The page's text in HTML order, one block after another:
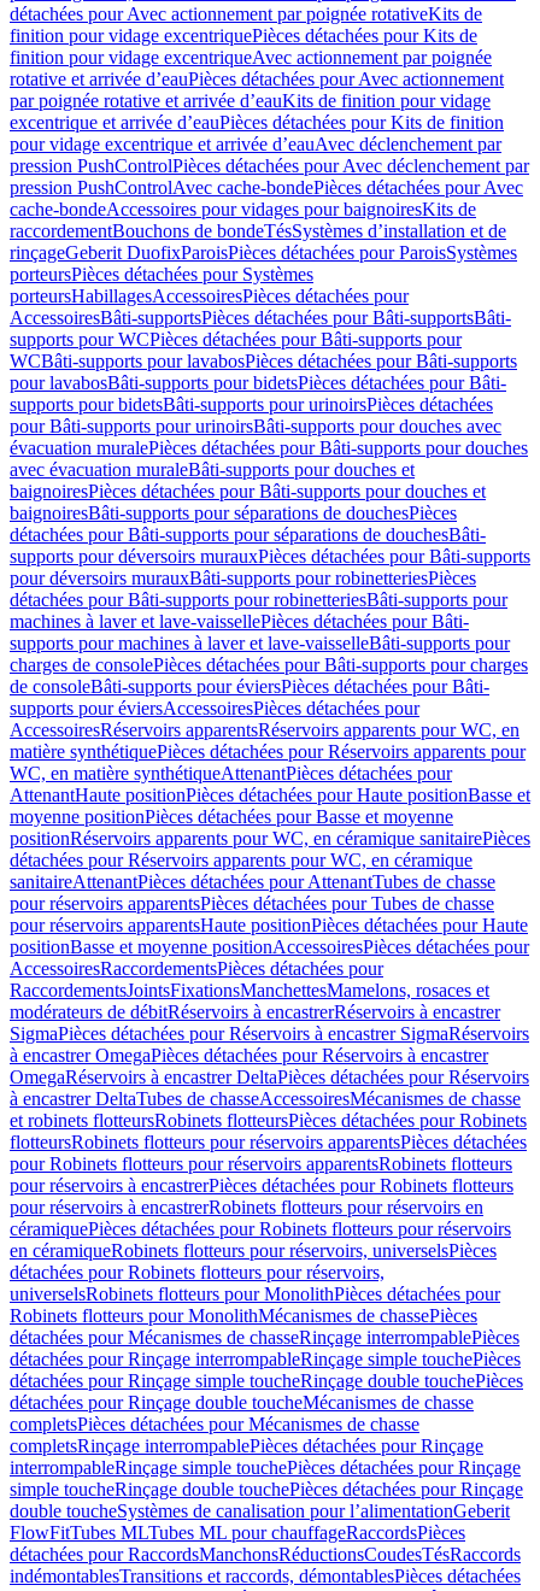
détachées pour Avec actionnement par poignée rotativeKits de
finition pour vidage excentriquePièces détachées pour Kits de
finition pour vidage excentriqueAvec actionnement par poignée
rotative et arrivée d’eauPièces détachées pour Avec actionnement
par poignée rotative et arrivée d’eauKits de finition pour vidage
excentrique et arrivée d’eauPièces détachées pour Kits de finition
pour vidage excentrique et arrivée d’eauAvec déclenchement par
pression PushControlPièces détachées pour Avec déclenchement par
pression PushControlAvec cache-bondePièces détachées pour Avec
cache-bondeAccessoires pour vidages pour baignoiresKits de
raccordementBouchons de bondeTésSystèmes d’installation et de
rinçageGeberit DuofixParoisPièces détachées pour ParoisSystèmes
porteursPièces détachées pour Systèmes
porteursHabillagesAccessoiresPièces détachées pour
AccessoiresBâti-supportsPièces détachées pour Bâti-supportsBâti-
supports pour WCPièces détachées pour Bâti-supports pour
WCBâti-supports pour lavabosPièces détachées pour Bâti-supports
pour lavabosBâti-supports pour bidetsPièces détachées pour Bâti-
supports pour bidetsBâti-supports pour urinoirsPièces détachées
pour Bâti-supports pour urinoirsBâti-supports pour douches avec
évacuation muralePièces détachées pour Bâti-supports pour douches
avec évacuation muraleBâti-supports pour douches et
baignoiresPièces détachées pour Bâti-supports pour douches et
baignoiresBâti-supports pour séparations de douchesPièces
détachées pour Bâti-supports pour séparations de douchesBâti-
supports pour déversoirs murauxPièces détachées pour Bâti-supports
pour déversoirs murauxBâti-supports pour robinetteriesPièces
détachées pour Bâti-supports pour robinetteriesBâti-supports pour
machines à laver et lave-vaissellePièces détachées pour Bâti-
supports pour machines à laver et lave-vaisselleBâti-supports pour
charges de consolePièces détachées pour Bâti-supports pour charges
de consoleBâti-supports pour éviersPièces détachées pour Bâti-
supports pour éviersAccessoiresPièces détachées pour
AccessoiresRéservoirs apparentsRéservoirs apparents pour WC, en
matière synthétiquePièces détachées pour Réservoirs apparents pour
WC, en matière synthétiqueAttenantPièces détachées pour
AttenantHaute positionPièces détachées pour Haute positionBasse et
moyenne positionPièces détachées pour Basse et moyenne
positionRéservoirs apparents pour WC, en céramique sanitairePièces
détachées pour Réservoirs apparents pour WC, en céramique
sanitaireAttenantPièces détachées pour AttenantTubes de chasse
pour réservoirs apparentsPièces détachées pour Tubes de chasse
pour réservoirs apparentsHaute positionPièces détachées pour Haute
positionBasse et moyenne positionAccessoiresPièces détachées pour
AccessoiresRaccordementsPièces détachées pour
RaccordementsJointsFixationsManchettesMamelons, rosaces et
modérateurs de débitRéservoirs à encastrerRéservoirs à encastrer
SigmaPièces détachées pour Réservoirs à encastrer SigmaRéservoirs
à encastrer OmegaPièces détachées pour Réservoirs à encastrer
OmegaRéservoirs à encastrer DeltaPièces détachées pour Réservoirs
à encastrer DeltaTubes de chasseAccessoiresMécanismes de chasse
et robinets flotteursRobinets flotteursPièces détachées pour Robinets
flotteursRobinets flotteurs pour réservoirs apparentsPièces détachées
pour Robinets flotteurs pour réservoirs apparentsRobinets flotteurs
pour réservoirs à encastrerPièces détachées pour Robinets flotteurs
pour réservoirs à encastrerRobinets flotteurs pour réservoirs en
céramiquePièces détachées pour Robinets flotteurs pour réservoirs
en céramiqueRobinets flotteurs pour réservoirs, universelsPièces
détachées pour Robinets flotteurs pour réservoirs,
universelsRobinets flotteurs pour MonolithPièces détachées pour
Robinets flotteurs pour MonolithMécanismes de chassePièces
détachées pour Mécanismes de chasseRinçage interrompablePièces
détachées pour Rinçage interrompableRinçage simple touchePièces
détachées pour Rinçage simple toucheRinçage double touchePièces
détachées pour Rinçage double toucheMécanismes de chasse
completsPièces détachées pour Mécanismes de chasse
completsRinçage interrompablePièces détachées pour Rinçage
interrompableRinçage simple touchePièces détachées pour Rinçage
simple toucheRinçage double touchePièces détachées pour Rinçage
double toucheSystèmes de canalisation pour l’alimentationGeberit
FlowFitTubes MLTubes ML pour chauffageRaccordsPièces
détachées pour RaccordsManchonsRéductionsCoudesTésRaccords
indémontablesTransitions et raccords, démontablesPièces détachées